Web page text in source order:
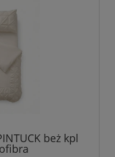
beż kpl